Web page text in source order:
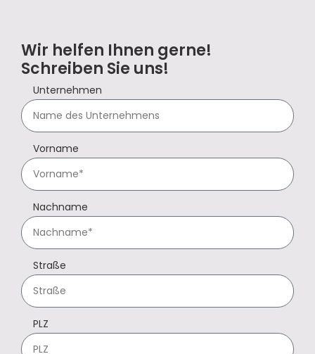
Wir helfen Ihnen gerne!
Schreiben Sie uns!
Unternehmen
Vorname
Nachname
Straße
PLZ